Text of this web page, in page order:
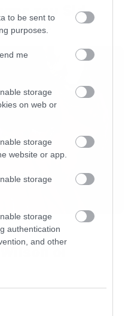
to be sent to
purposes.
me
storage
on web or
storage
website or app.
storage
storage
authentication
and other
που κορυφώθηκε
κουαρτέτο
Twilight World”,
“Imaginations From
κατάφεραν να
γραμμή του σκληρού
από τρεις δεκαετίες
μια δεύτερη
δίσκος τους, με
βρίσκει το
αφού πρόκειται
στιγμές της
του Sid
οι